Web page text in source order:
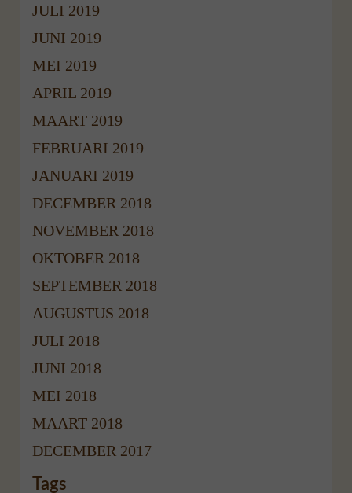
JULI 2019
JUNI 2019
MEI 2019
APRIL 2019
MAART 2019
FEBRUARI 2019
JANUARI 2019
DECEMBER 2018
NOVEMBER 2018
OKTOBER 2018
SEPTEMBER 2018
AUGUSTUS 2018
JULI 2018
JUNI 2018
MEI 2018
MAART 2018
DECEMBER 2017
Tags